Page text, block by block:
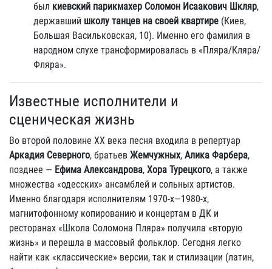
был киевский парикмахер Соломон Исаакович Шкляр,
державший школу танцев на своей квартире (Киев,
Большая Васильковская, 10). Именно его фамилия в
народном слухе трансформировалась в «Пляра/Кляра/
Фляра».
Известные исполнители и
сценическая жизнь
Во второй половине XX века песня входила в репертуар
Аркадия Северного, братьев Жемчужных, Алика Фарбера,
позднее — Ефима Александрова, Хора Турецкого, а также
множества «одесских» ансамблей и сольных артистов.
Именно благодаря исполнителям 1970‑х—1980‑х,
магнитофонному копированию и концертам в ДК и
ресторанах «Школа Соломона Пляра» получила «вторую
жизнь» и перешла в массовый фольклор. Сегодня легко
найти как «классические» версии, так и стилизации (латин,